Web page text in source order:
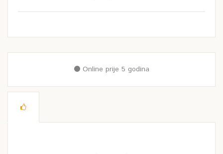
Online prije 5 godina